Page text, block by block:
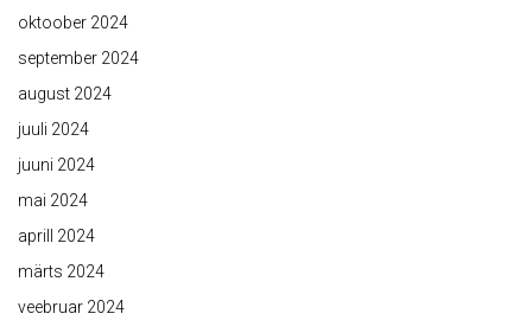
oktoober 2024
september 2024
august 2024
juuli 2024
juuni 2024
mai 2024
aprill 2024
märts 2024
veebruar 2024